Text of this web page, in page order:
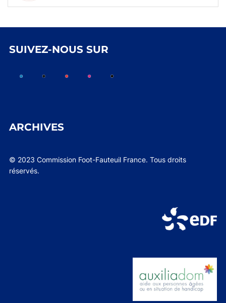
SUIVEZ-NOUS SUR
ARCHIVES
© 2023 Commission Foot-Fauteuil France. Tous droits
réservés.